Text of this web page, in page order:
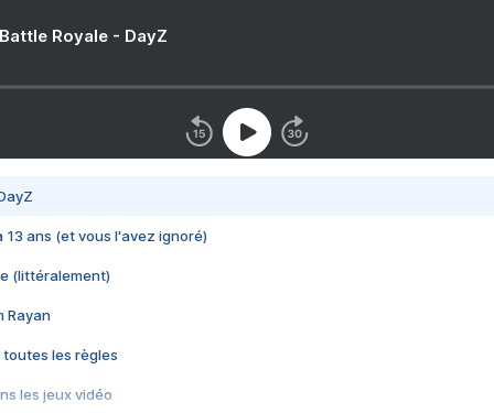
Royale - DayZ
13 ans (et vous l'avez ignoré)
(littéralement)
Rayan
toutes les règles
les jeux vidéo